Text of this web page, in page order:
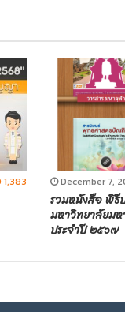
1,383 December 7,
รวมหนังสือ พิธี
มหาวิทยาลัยม
ประจำปี ๒๕๖๗